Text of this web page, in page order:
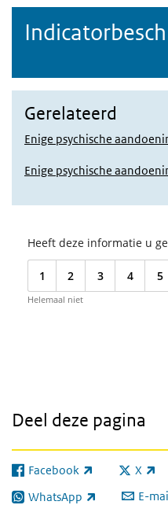
Gerelateerd
Enige psychische
Enige psychische
Heeft deze informatie u
1 2 3 4 5
Helemaal niet
Deel deze pagina
Facebook
(externe link) X
(externe
WhatsApp
(externe link) E-